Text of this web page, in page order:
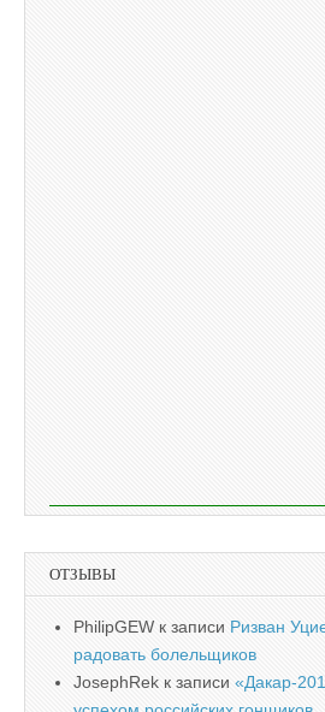
ОТЗЫВЫ
PhilipGEW к записи Ризван
радовать болельщиков
JosephRek к записи «Дакар-